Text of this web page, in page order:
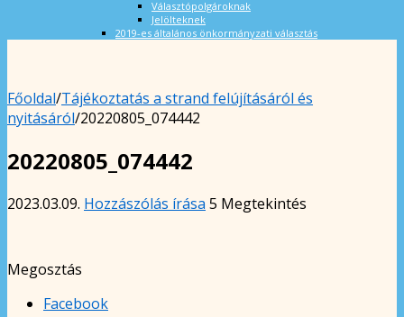
Választópolgároknak
Jelölteknek
2019-es általános önkormányzati választás
Főoldal/Tájékoztatás a strand felújításáról és
nyitásáról/20220805_074442
20220805_074442
2023.03.09. Hozzászólás írása 5 Megtekintés
Megosztás
Facebook